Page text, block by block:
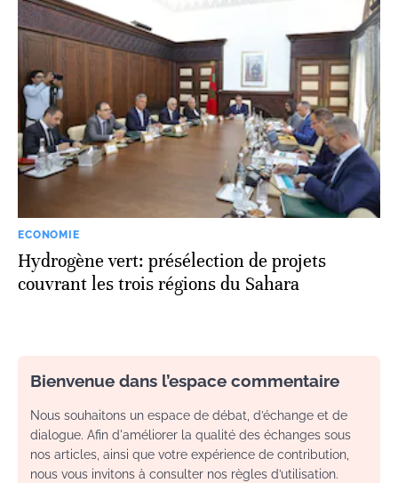
ECONOMIE
Hydrogène vert: présélection de projets
couvrant les trois régions du Sahara
Bienvenue dans l’espace commentaire
Nous souhaitons un espace de débat, d’échange et de
dialogue. Afin d'améliorer la qualité des échanges sous
nos articles, ainsi que votre expérience de contribution,
nous vous invitons à consulter nos règles d’utilisation.